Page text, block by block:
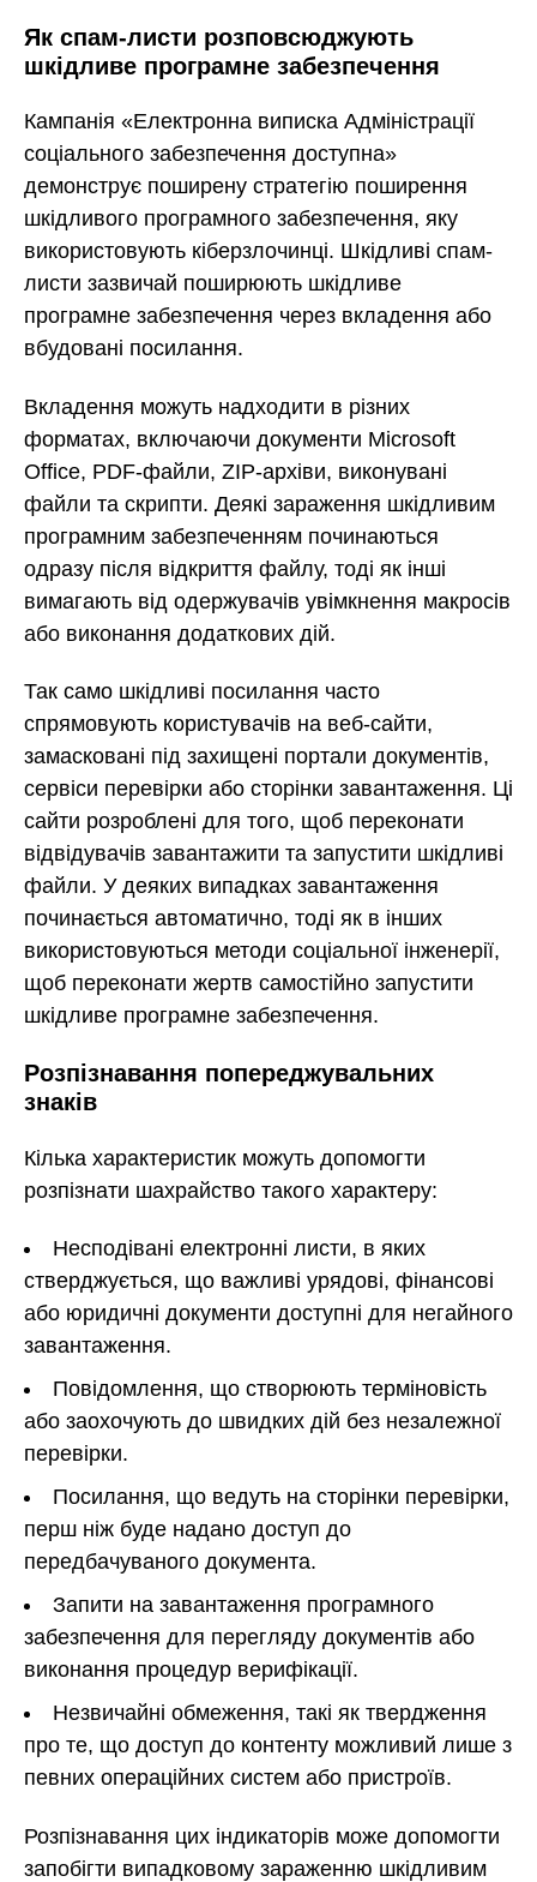
Як спам-листи розповсюджують
шкідливе програмне забезпечення
Кампанія «Електронна виписка Адміністрації
соціального забезпечення доступна»
демонструє поширену стратегію поширення
шкідливого програмного забезпечення, яку
використовують кіберзлочинці. Шкідливі спам-
листи зазвичай поширюють шкідливе
програмне забезпечення через вкладення або
вбудовані посилання.
Вкладення можуть надходити в різних
форматах, включаючи документи Microsoft
Office, PDF-файли, ZIP-архіви, виконувані
файли та скрипти. Деякі зараження шкідливим
програмним забезпеченням починаються
одразу після відкриття файлу, тоді як інші
вимагають від одержувачів увімкнення макросів
або виконання додаткових дій.
Так само шкідливі посилання часто
спрямовують користувачів на веб-сайти,
замасковані під захищені портали документів,
сервіси перевірки або сторінки завантаження. Ці
сайти розроблені для того, щоб переконати
відвідувачів завантажити та запустити шкідливі
файли. У деяких випадках завантаження
починається автоматично, тоді як в інших
використовуються методи соціальної інженерії,
щоб переконати жертв самостійно запустити
шкідливе програмне забезпечення.
Розпізнавання попереджувальних
знаків
Кілька характеристик можуть допомогти
розпізнати шахрайство такого характеру:
Несподівані електронні листи, в яких
стверджується, що важливі урядові, фінансові
або юридичні документи доступні для негайного
завантаження.
Повідомлення, що створюють терміновість
або заохочують до швидких дій без незалежної
перевірки.
Посилання, що ведуть на сторінки перевірки,
перш ніж буде надано доступ до
передбачуваного документа.
Запити на завантаження програмного
забезпечення для перегляду документів або
виконання процедур верифікації.
Незвичайні обмеження, такі як твердження
про те, що доступ до контенту можливий лише з
певних операційних систем або пристроїв.
Розпізнавання цих індикаторів може допомогти
запобігти випадковому зараженню шкідливим